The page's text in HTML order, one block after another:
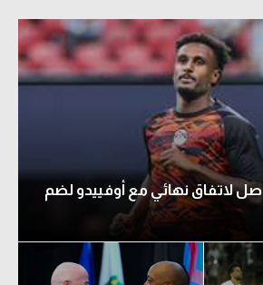
لاتفاق نهائي مع أوفييدو لضم